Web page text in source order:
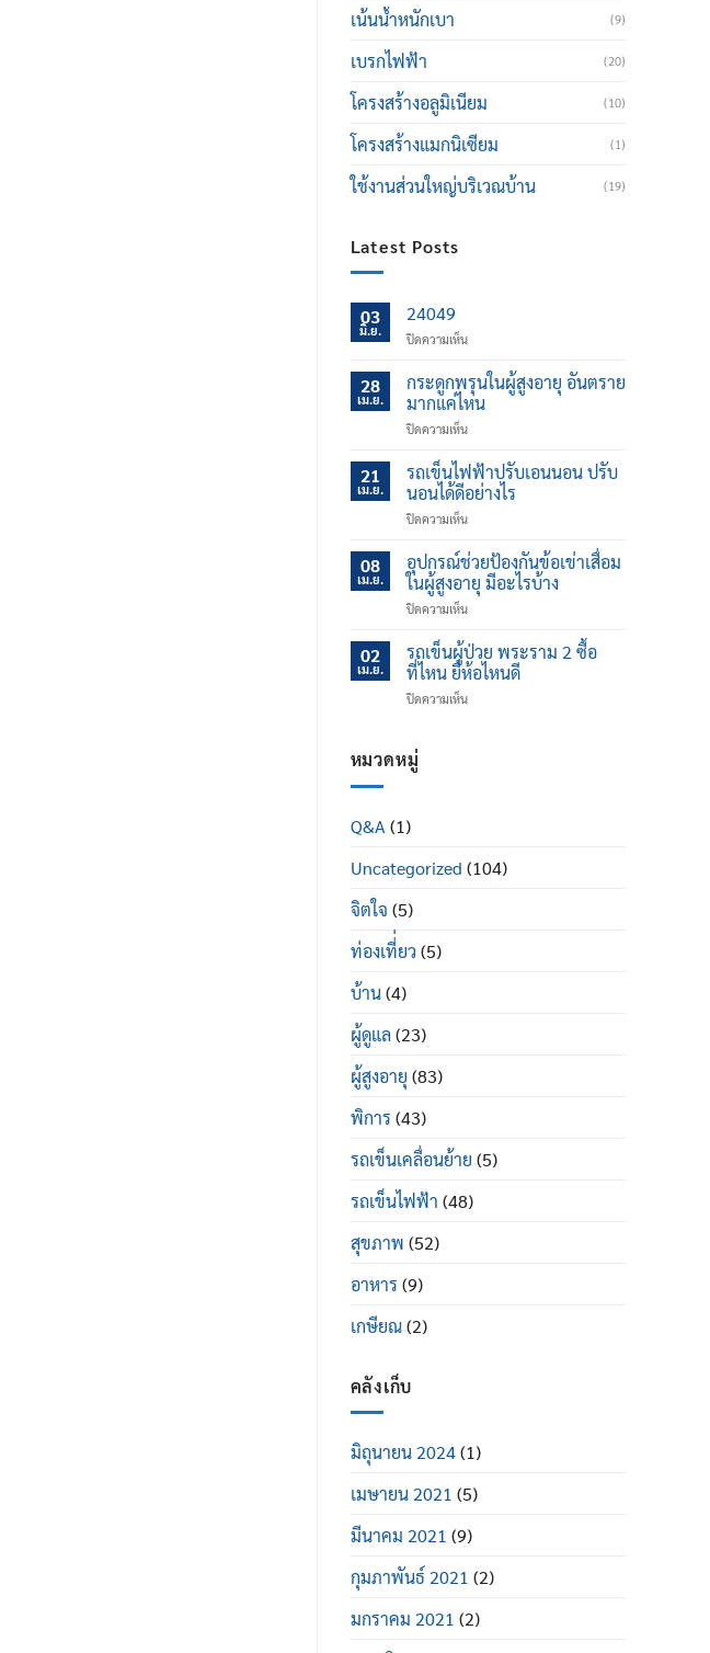
เน้นน้ำหนักเบา (9)
เบรกไฟฟ้า (20)
โครงสร้างอลูมิเนียม (10)
โครงสร้างแมกนิเซียม (1)
ใช้งานส่วนใหญ่บริเวณบ้าน (19)
Latest Posts
03
มิ.ย.
24049
ปิดความเห็นบน
28
เม.ย.
กระดูกพรุนในผู้สูงอายุ อันตราย
มากแค่ไหน
ปิดความเห็นบน
พรุน
ใน
ผู้
สูง
อันตราย
มาก
แค่
ไหน
21
เม.ย.
รถเข็นไฟฟ้าปรับเอนนอน ปรับ
นอนได้ดีอย่างไร
ปิดความเห็นบน
เข็น
ไฟฟ้า
ปรับ
เอน
ปรับ
นอน
ดี
08
เม.ย.
อุปกรณ์ช่วยป้องกันข้อเข่าเสื่อม
ในผู้สูงอายุ มีอะไรบ้าง
ปิดความเห็นบน
ช่วย
ป้องกัน
ข้อ
เข่า
02
เม.ย.
รถเข็นผู้ป่วย พระราม 2 ซื้อ
ที่ไหน ยี่ห้อไหนดี
ปิดความเห็นบน
ยี่ห้อ
หมวดหมู่
Q&A (1)
Uncategorized (104)
จิตใจ (5)
ท่องเที่่ยว (5)
บ้าน(4)
ผู้ดูแล (23)
ผู้สูงอายุ (83)
พิการ (43)
รถเข็นเคลื่อนย้าย (5)
รถเข็นไฟฟ้า (48)
สุขภาพ (52)
อาหาร (9)
เกษียณ(2)
คลังเก็บ
มิถุนายน 2024(1)
เมษายน 2021 (5)
มีนาคม 2021 (9)
กุมภาพันธ์ 2021 (2)
มกราคม 2021 (2)